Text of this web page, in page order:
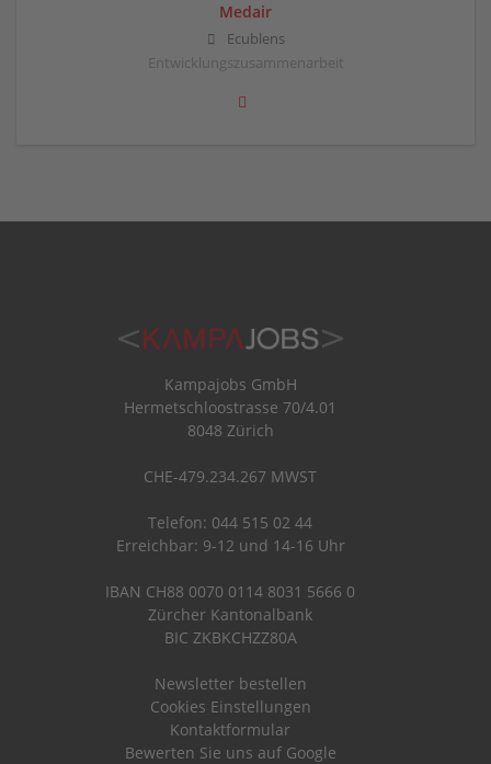
Medair
Ecublens
Entwicklungszusammenarbeit
Kampajobs GmbH
Hermetschloostrasse 70/4.01
8048 Zürich
CHE-479.234.267 MWST
Telefon: 044 515 02 44
Erreichbar: 9-12 und 14-16 Uhr
IBAN CH88 0070 0114 8031 5666 0
Zürcher Kantonalbank
BIC ZKBKCHZZ80A
Newsletter bestellen
Cookies Einstellungen
Kontaktformular
Bewerten Sie uns auf Google